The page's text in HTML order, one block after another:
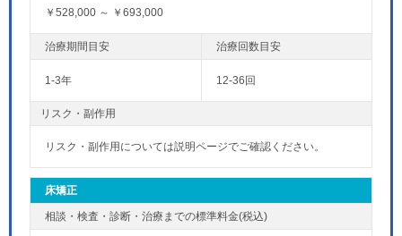
￥528,000 ～ ￥693,000
1-3年 12-36回
リスク・副作用
リスク・副作用については説明ページでご確認ください。
床矯正